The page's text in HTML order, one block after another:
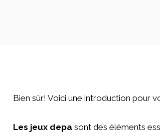
Bien sûr! Voici une introduction pour
Les jeux depa sont des éléments